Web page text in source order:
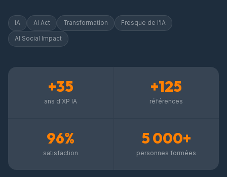
IA AI Act Transformation Fresque de l'IA
AI Social Impact
+35
ans d'XP IA
+125
références
96%
satisfaction
5 000+
personnes formées